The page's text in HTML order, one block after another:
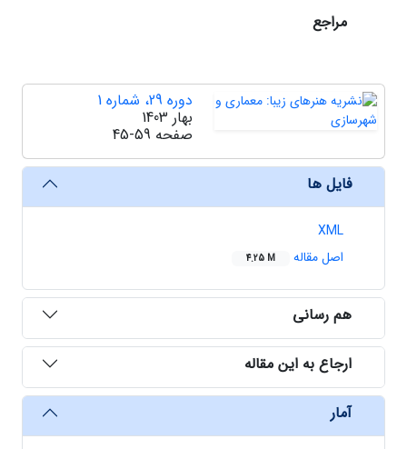
مراجع
دوره 29، شماره 1
بهار 1403
صفحه 45-59
فایل ها
XML
اصل مقاله
4.25 M
هم رسانی
ارجاع به این مقاله
آمار